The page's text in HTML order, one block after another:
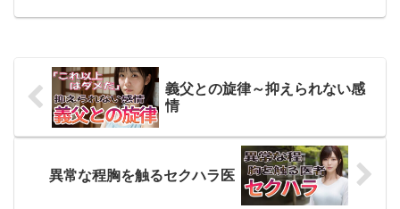
義父との旋律～抑えられない感
情
異常な程胸を触るセクハラ医